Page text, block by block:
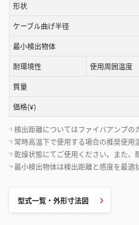
形状
ケーブル曲げ半径
最小検出物体
耐環境性
使用周囲温度
質量
価格(¥)
*1 検出距離についてはファイバアンプの
*2 常時高温下で使用する場合の推奨使用
*3 乾燥状態にてご使用ください。また
*4 最小検出物体は検出距離と感度を最適
型式一覧・外形寸法図